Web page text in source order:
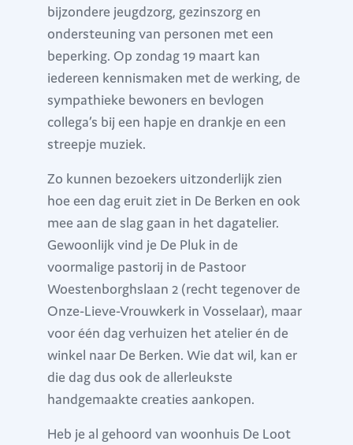
bijzondere jeugdzorg, gezinszorg en
ondersteuning van personen met een
beperking. Op zondag 19 maart kan
iedereen kennismaken met de werking, de
sympathieke bewoners en bevlogen
collega’s bij een hapje en drankje en een
streepje muziek.
Zo kunnen bezoekers uitzonderlijk zien
hoe een dag eruit ziet in De Berken en ook
mee aan de slag gaan in het dagatelier.
Gewoonlijk vind je De Pluk in de
voormalige pastorij in de Pastoor
Woestenborghslaan 2 (recht tegenover de
Onze-Lieve-Vrouwkerk in Vosselaar), maar
voor één dag verhuizen het atelier én de
winkel naar De Berken. Wie dat wil, kan er
die dag dus ook de allerleukste
handgemaakte creaties aankopen.
Heb je al gehoord van woonhuis De Loot